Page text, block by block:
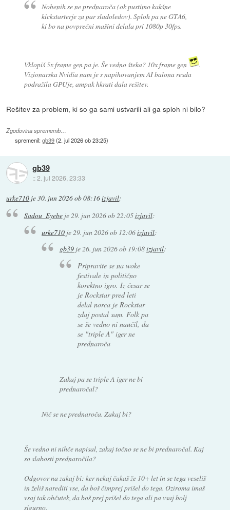
Nobenih se ne prednaroča (ok pustimo kakšne
kickstarterje za par sladoledov). Sploh pa ne GTA6,
ki bo na povprečni mašini delala pri 1080p 30fps.
Vklopiš 5x frame gen pa je. Še vedno šteka? 10x frame gen
.
Vizionarska Nvidia nam je s napihovanjem AI balona resda
podražila GPUje, ampak hkrati dala rešitev.
Rešitev za problem, ki so ga sami ustvarili ali ga sploh ni bilo?
Zgodovina sprememb…
spremenil:gb39(2. jul 2026 ob 23:25)
gb39
::2. jul 2026, 23:33
urke710 je30. jun 2026 ob 08:16izjavil:
Sadou_Eyebeje29. jun 2026 ob 22:05izjavil:
urke710 je 29. jun 2026 ob 12:06izjavil:
gb39je26. jun 2026 ob 19:08izjavil:
Pripravite se na woke
festivale in politično
korektno igro. Iz česar se
je Rockstar pred leti
delal norca je Rockstar
zdaj postal sam. Folk pa
se še vedno ni naučil, da
se "triple A" iger ne
prednaroča
Zakaj pa se triple A iger ne bi
prednaročal?
Nič se ne prednaroča. Zakaj bi?
Še vedno ni nihče napisal, zakaj točno se ne bi prednaročal. Kaj
so slabosti prednaročila?
Odgovor na zakaj bi: ker nekaj čakaš že 10+ let in se tega veseliš
in želiš narediti vse, da boš čimprej prišel do tega. Oziroma imaš
vsaj tak občutek, da boš prej prišel do tega ali pa vsaj bolj
sigurno.